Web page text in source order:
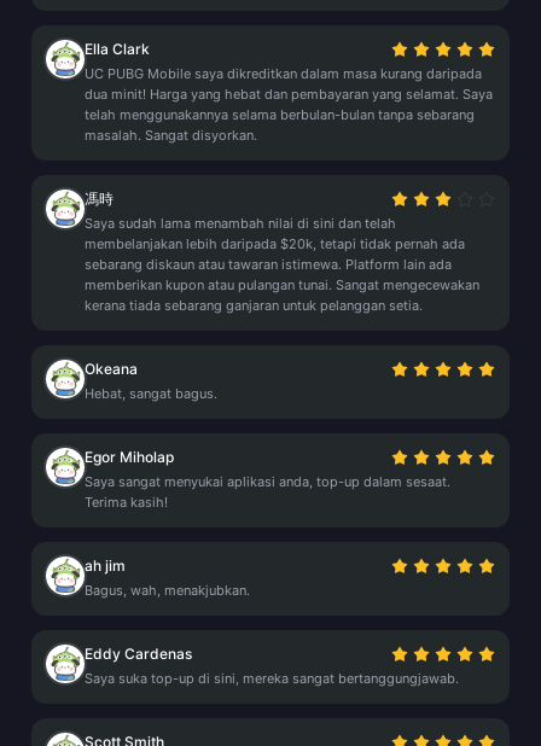
Ella Clark
UC PUBG Mobile saya dikreditkan dalam masa kurang daripada
dua minit! Harga yang hebat dan pembayaran yang selamat. Saya
telah menggunakannya selama berbulan-bulan tanpa sebarang
masalah. Sangat disyorkan.
馮時
Saya sudah lama menambah nilai di sini dan telah
membelanjakan lebih daripada $20k, tetapi tidak pernah ada
sebarang diskaun atau tawaran istimewa. Platform lain ada
memberikan kupon atau pulangan tunai. Sangat mengecewakan
kerana tiada sebarang ganjaran untuk pelanggan setia.
Okeana
Hebat, sangat bagus.
Egor Miholap
Saya sangat menyukai aplikasi anda, top-up dalam sesaat.
Terima kasih!
ah jim
Bagus, wah, menakjubkan.
Eddy Cardenas
Saya suka top-up di sini, mereka sangat bertanggungjawab.
Scott Smith